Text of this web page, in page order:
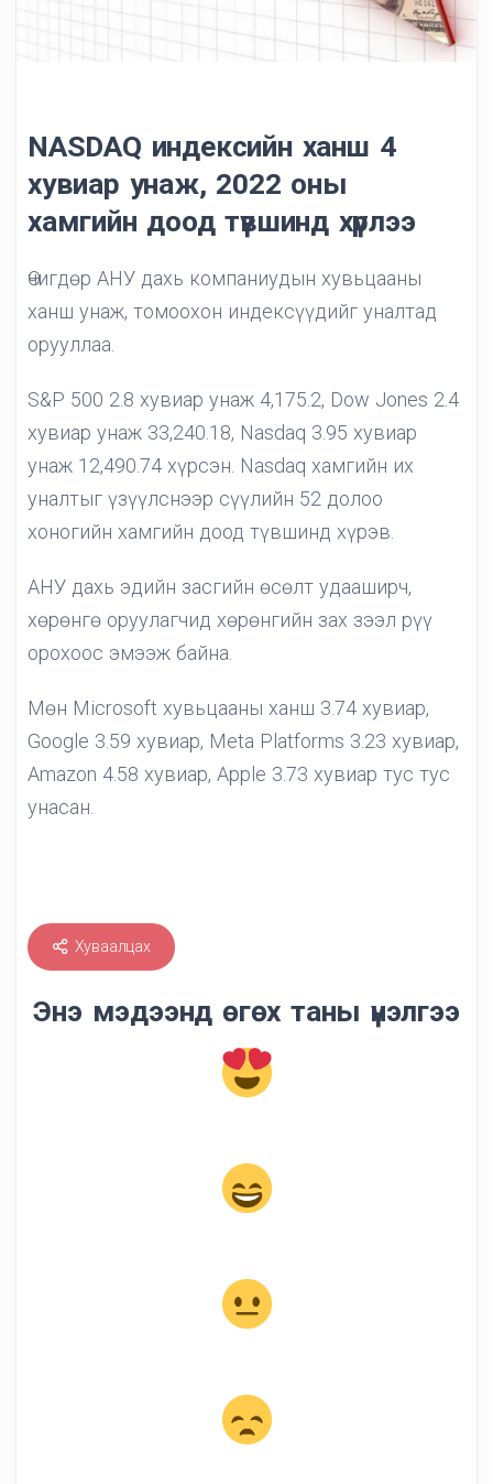
NASDAQ индексийн ханш 4
хувиар унаж, 2022 оны
хамгийн доод түвшинд хүрлээ
Өчигдөр АНУ дахь компаниудын хувьцааны
ханш унаж, томоохон индексүүдийг уналтад
орууллаа.
S&P 500 2.8 хувиар унаж 4,175.2, Dow Jones 2.4
хувиар унаж 33,240.18, Nasdaq 3.95 хувиар
унаж 12,490.74 хүрсэн. Nasdaq хамгийн их
уналтыг үзүүлснээр сүүлийн 52 долоо
хоногийн хамгийн доод түвшинд хүрэв.
АНУ дахь эдийн засгийн өсөлт удааширч,
хөрөнгө оруулагчид хөрөнгийн зах зээл рүү
орохоос эмээж байна.
Мөн Microsoft хувьцааны ханш 3.74 хувиар,
Google 3.59 хувиар, Meta Platforms 3.23 хувиар,
Amazon 4.58 хувиар, Apple 3.73 хувиар тус тус
унасан.
Хуваалцах
Энэ мэдээнд өгөх таны үнэлгээ